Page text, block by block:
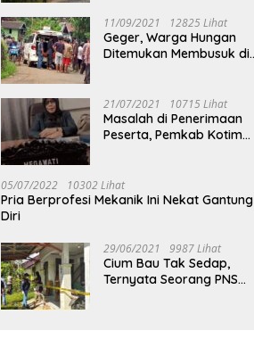
11/09/2021 12825 Lihat
Geger, Warga Hungan
Ditemukan Membusuk di
21/07/2021 10715 Lihat
Masalah di Penerimaan
Peserta, Pemkab Kotim
05/07/2022 10302 Lihat
Pria Berprofesi Mekanik Ini Nekat Gantung
Diri
29/06/2021 9987 Lihat
Cium Bau Tak Sedap,
Ternyata Seorang PNS